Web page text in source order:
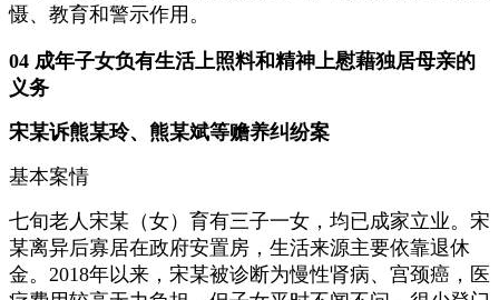
慑、教育和警示作用。
04 成年子女负有生活上照料和精神上慰藉独居母亲的
义务
宋某诉熊某玲、熊某斌等赡养纠纷案
基本案情
七旬老人宋某（女）育有三子一女，均已成家立业。宋
某离异后寡居在政府安置房，生活来源主要依靠退休
金。2018年以来，宋某被诊断为慢性肾病、宫颈癌，医